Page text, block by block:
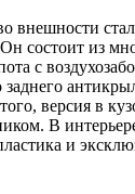
внешности
состоит из
с
версия в
В
и